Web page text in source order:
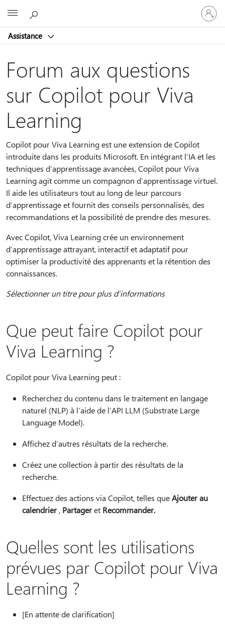
Assistance
vous
à
compte
Forum aux questions
sur Copilot pour Viva
Learning
Copilot pour Viva Learning est une extension de Copilot
introduite dans les produits Microsoft. En intégrant l’IA et les
techniques d’apprentissage avancées, Copilot pour Viva
Learning agit comme un compagnon d’apprentissage virtuel.
Il aide les utilisateurs tout au long de leur parcours
d’apprentissage et fournit des conseils personnalisés, des
recommandations et la possibilité de prendre des mesures.
Avec Copilot, Viva Learning crée un environnement
d’apprentissage attrayant, interactif et adaptatif pour
optimiser la productivité des apprenants et la rétention des
connaissances.
Sélectionner un titre pour plus d’informations
Que peut faire Copilot pour
Viva Learning ?
Copilot pour Viva Learning peut :
Recherchez du contenu dans le traitement en langage
naturel (NLP) à l’aide de l’API LLM (Substrate Large
Language Model).
Affichez d’autres résultats de la recherche.
Créez une collection à partir des résultats de la
recherche.
Effectuez des actions via Copilot, telles queAjouter au
calendrier, Partageret Recommander.
Quelles sont les utilisations
prévues par Copilot pour Viva
Learning ?
[En attente de clarification]